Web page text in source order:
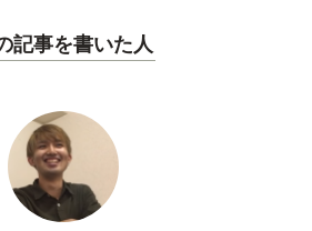
記事を書いた人